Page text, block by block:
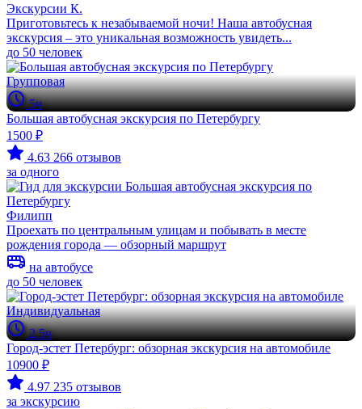
Экскурсии К.
Приготовьтесь к незабываемой ночи! Наша автобусная
экскурсия – это уникальная возможность увидеть...
до 50 человек
Групповая
5ч
Большая автобусная экскурсия по Петербургу
1500 ₽
4.63 266 отзывов
за одного
Филипп
Проехать по центральным улицам и побывать в месте
рождения города — обзорный маршрут
на автобусе
до 50 человек
Индивидуальная
2.5ч
Город-эстет Петербург: обзорная экскурсия на автомобиле
10900 ₽
4.97 235 отзывов
за экскурсию